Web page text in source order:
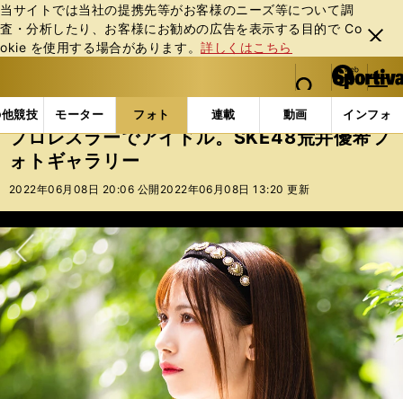
当サイトでは当社の提携先等がお客様のニーズ等について調
査・分析したり、お客様にお勧めの広告を表⽰する⽬的で Co
okie を使⽤する場合があります。詳しくはこちら
閉じ
る
web Sportiva (webスポルティーバ)
検索
マイペ
ー
ジ
メニュ
競技 モーター フォト 連載 動画 インフォ
b
ス
ポ
ル
バ
フォトギャラリー コラムフォト プロレスラーでア
プロレスラーでアイドル。SKE48荒井優希フ
ォトギャラリー
2022年06月08日 20:06 公開 2022年06月08日 13:20 更新
次へ